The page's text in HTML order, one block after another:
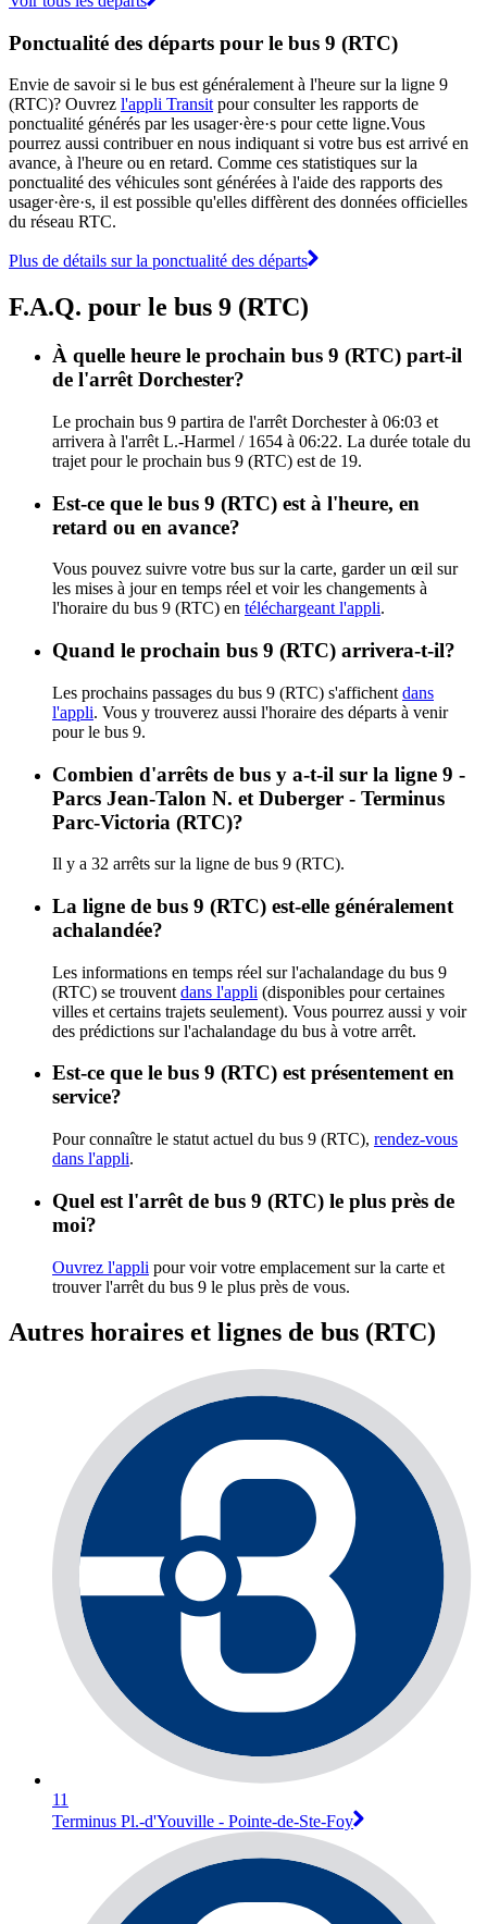
Ponctualité des départs pour le bus 9 (RTC)
Envie de savoir si le bus est généralement à l'heure sur la ligne 9
(RTC)? Ouvrez l'appli Transitpour consulter les rapports de
ponctualité générés par les usager·ère·s pour cette ligne.Vous
pourrez aussi contribuer en nous indiquant si votre bus est arrivé en
avance, à l'heure ou en retard. Comme ces statistiques sur la
ponctualité des véhicules sont générées à l'aide des rapports des
usager·ère·s, il est possible qu'elles diffèrent des données officielles
du réseau RTC.
Plus de détails sur la ponctualité des départs
F.A.Q. pour le bus 9 (RTC)
À quelle heure le prochain bus 9 (RTC) part-il
de l'arrêt Dorchester?
Le prochain bus 9 partira de l'arrêt Dorchester à 06:03 et
arrivera à l'arrêt L.-Harmel / 1654 à 06:22. La durée totale du
trajet pour le prochain bus 9 (RTC) est de 19.
Est-ce que le bus 9 (RTC) est à l'heure, en
retard ou en avance?
Vous pouvez suivre votre bus sur la carte, garder un œil sur
les mises à jour en temps réel et voir les changements à
l'horaire du bus 9 (RTC) en téléchargeant l'appli.
Quand le prochain bus 9 (RTC) arrivera-t-il?
Les prochains passages du bus 9 (RTC) s'affichent dans
l'appli. Vous y trouverez aussi l'horaire des départs à venir
pour le bus 9.
Combien d'arrêts de bus y a-t-il sur la ligne 9 -
Parcs Jean-Talon N. et Duberger - Terminus
Parc-Victoria (RTC)?
Il y a 32 arrêts sur la ligne de bus 9 (RTC).
La ligne de bus 9 (RTC) est-elle généralement
achalandée?
Les informations en temps réel sur l'achalandage du bus 9
(RTC) se trouvent dans l'appli (disponibles pour certaines
villes et certains trajets seulement). Vous pourrez aussi y voir
des prédictions sur l'achalandage du bus à votre arrêt.
Est-ce que le bus 9 (RTC) est présentement en
service?
Pour connaître le statut actuel du bus 9 (RTC), rendez-vous
dans l'appli.
Quel est l'arrêt de bus 9 (RTC) le plus près de
moi?
Ouvrez l'appli pour voir votre emplacement sur la carte et
trouver l'arrêt du bus 9 le plus près de vous.
Autres horaires et lignes de bus (RTC)
11
Terminus Pl.-d'Youville - Pointe-de-Ste-Foy